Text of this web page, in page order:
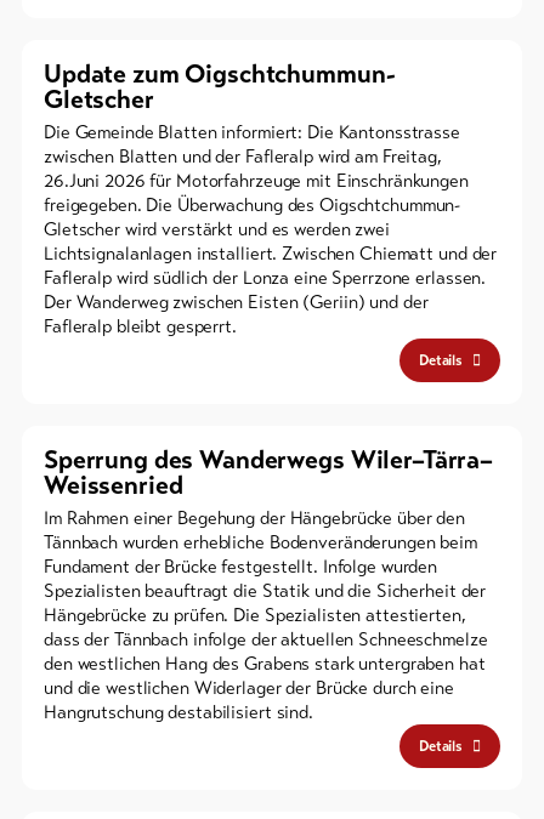
Update zum Oigschtchummun-
Gletscher
Die Gemeinde Blatten informiert: Die Kantonsstrasse
zwischen Blatten und der Fafleralp wird am Freitag,
26.Juni 2026 für Motorfahrzeuge mit Einschränkungen
freigegeben. Die Überwachung des Oigschtchummun-
Gletscher wird verstärkt und es werden zwei
Lichtsignalanlagen installiert. Zwischen Chiematt und der
Fafleralp wird südlich der Lonza eine Sperrzone erlassen.
Der Wanderweg zwischen Eisten (Geriin) und der
Fafleralp bleibt gesperrt.
Details
Sperrung des Wanderwegs Wiler–Tärra–
Weissenried
Im Rahmen einer Begehung der Hängebrücke über den
Tännbach wurden erhebliche Bodenveränderungen beim
Fundament der Brücke festgestellt. Infolge wurden
Spezialisten beauftragt die Statik und die Sicherheit der
Hängebrücke zu prüfen. Die Spezialisten attestierten,
dass der Tännbach infolge der aktuellen Schneeschmelze
den westlichen Hang des Grabens stark untergraben hat
und die westlichen Widerlager der Brücke durch eine
Hangrutschung destabilisiert sind.
Details